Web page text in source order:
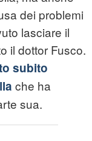
dei problemi
lasciare il
il dottor Fusco.
subito
che ha
sua.